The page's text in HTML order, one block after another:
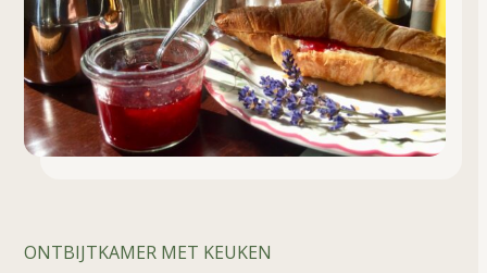
ONTBIJTKAMER MET KEUKEN